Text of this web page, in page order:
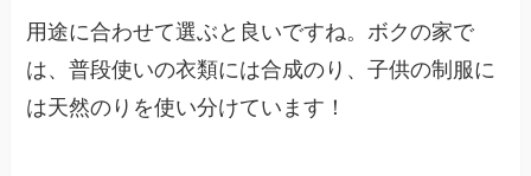
用途に合わせて選ぶと良いですね。ボクの家で
は、普段使いの衣類には合成のり、子供の制服に
は天然のりを使い分けています！